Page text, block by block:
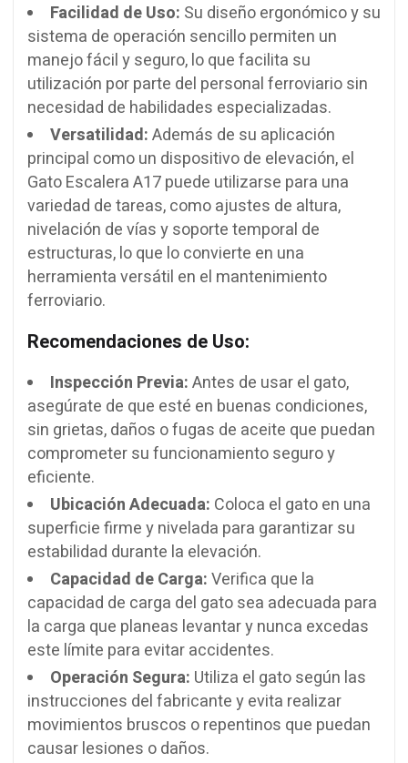
Facilidad de Uso: Su diseño ergonómico y su
sistema de operación sencillo permiten un
manejo fácil y seguro, lo que facilita su
utilización por parte del personal ferroviario sin
necesidad de habilidades especializadas.
Versatilidad:Además de su aplicación
principal como un dispositivo de elevación, el
Gato Escalera A17 puede utilizarse para una
variedad de tareas, como ajustes de altura,
nivelación de vías y soporte temporal de
estructuras, lo que lo convierte en una
herramienta versátil en el mantenimiento
ferroviario.
Recomendaciones de Uso:
Inspección Previa:Antes de usar el gato,
asegúrate de que esté en buenas condiciones,
sin grietas, daños o fugas de aceite que puedan
comprometer su funcionamiento seguro y
eficiente.
Ubicación Adecuada: Coloca el gato en una
superficie firme y nivelada para garantizar su
estabilidad durante la elevación.
Capacidad de Carga:Verifica que la
capacidad de carga del gato sea adecuada para
la carga que planeas levantar y nunca excedas
este límite para evitar accidentes.
Operación Segura: Utiliza el gato según las
instrucciones del fabricante y evita realizar
movimientos bruscos o repentinos que puedan
causar lesiones o daños.